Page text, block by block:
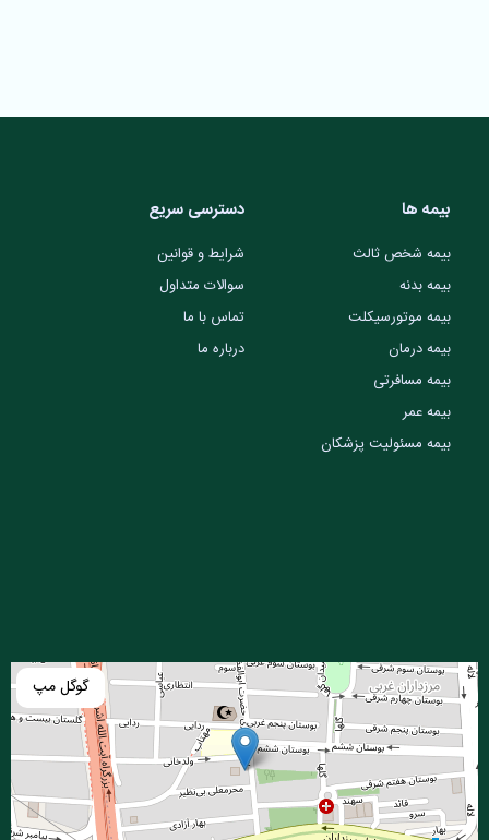
بیمه ها
بیمه شخص ثالث
بیمه بدنه
بیمه موتورسیکلت
بیمه درمان
بیمه مسافرتی
بیمه عمر
بیمه مسئولیت پزشکان
دسترسی سریع
شرایط و قوانین
سوالات متداول
تماس با ما
درباره ما
گوگل مپ